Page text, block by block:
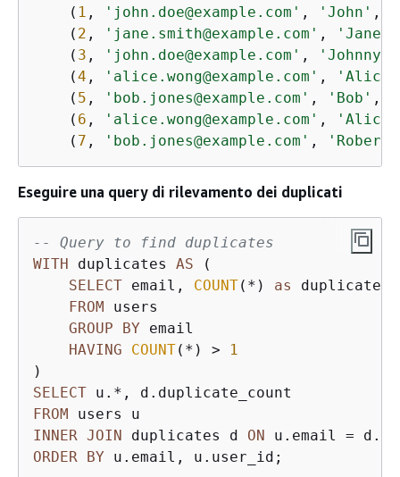
    (
1 , 'john.doe@example.com' , 'John' ,
    (
2 , 'jane.smith@example.com' , 'Jane'
    (
3 , 'john.doe@example.com' , 'Johnny'
    (
4 , 'alice.wong@example.com' , 'Alice'
    (
5 , 'bob.jones@example.com' , 'Bob' ,
    (
6 , 'alice.wong@example.com' ,
    (
7 , 'bob.jones@example.com' , 'Robert'
Eseguire una query di rilevamento dei duplicati
-- Query to find duplicates
WITH duplicates AS (
SELECT email, COUNT( * ) as
FROM users
GROUP
BY email
HAVING
COUNT( * ) >
1
SELECT u. *
FROM
INNER JOIN duplicates d ON u.email =
ORDER
BY u.email, u.user_id;